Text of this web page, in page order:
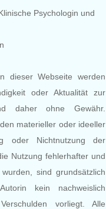
Psychologin und
dieser Webseite werden
oder Aktualität zur
daher ohne Gewähr.
materieller oder ideeller
oder Nichtnutzung der
Nutzung fehlerhafter und
sind grundsätzlich
kein nachweislich
vorliegt. Alle